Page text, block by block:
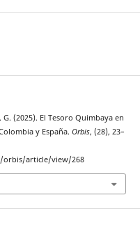
(2025). El Tesoro Quimbaya en
y España. Orbis, (28), 23–
article/view/268